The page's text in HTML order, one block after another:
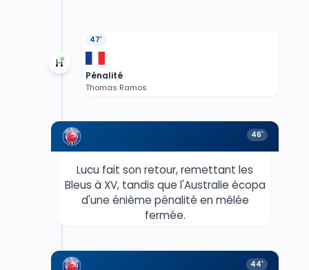
47'
Pénalité
Thomas Ramos
46'
Lucu fait son retour, remettant les
Bleus à XV, tandis que l'Australie écopa
d'une énième pénalité en mêlée
fermée.
44'